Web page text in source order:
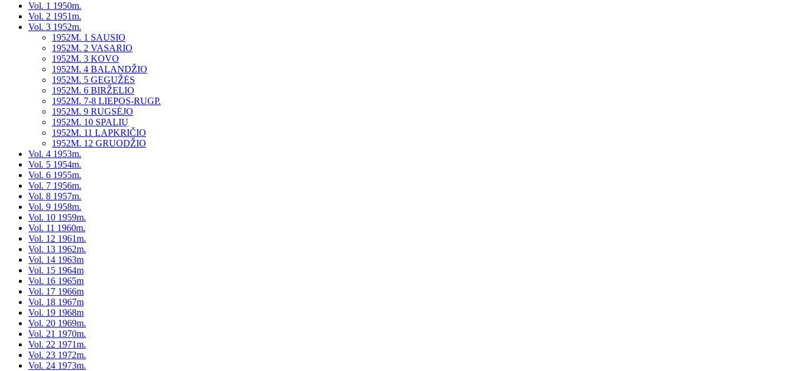
Vol. 1 1950m.
Vol. 2 1951m.
Vol. 3 1952m.
1952M. 1 SAUSIO
1952M. 2 VASARIO
1952M. 3 KOVO
1952M. 4 BALANDŽIO
1952M. 5 GEGUŽĖS
1952M. 6 BIRŽELIO
1952M. 7-8 LIEPOS-RUGP.
1952M. 9 RUGSĖJO
1952M. 10 SPALIŲ
1952M. 11 LAPKRIČIO
1952M. 12 GRUODŽIO
Vol. 4 1953m.
Vol. 5 1954m.
Vol. 6 1955m.
Vol. 7 1956m.
Vol. 8 1957m.
Vol. 9 1958m.
Vol. 10 1959m.
Vol. 11 1960m.
Vol. 12 1961m.
Vol. 13 1962m.
Vol. 14 1963m
Vol. 15 1964m
Vol. 16 1965m
Vol. 17 1966m
Vol. 18 1967m
Vol. 19 1968m
Vol. 20 1969m.
Vol. 21 1970m.
Vol. 22 1971m.
Vol. 23 1972m.
Vol. 24 1973m.